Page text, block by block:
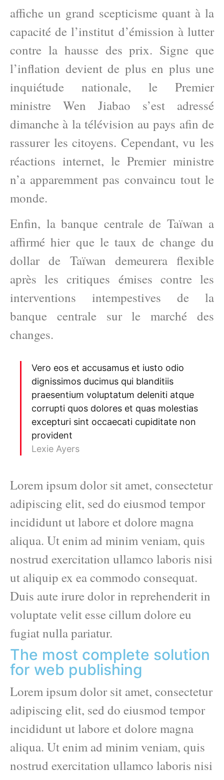
affiche un grand scepticisme quant à la
capacité de l’institut d’émission à lutter
contre la hausse des prix. Signe que
l’inflation devient de plus en plus une
inquiétude nationale, le Premier
ministre Wen Jiabao s’est adressé
dimanche à la télévision au pays afin de
rassurer les citoyens. Cependant, vu les
réactions internet, le Premier ministre
n’a apparemment pas convaincu tout le
monde.
Enfin, la banque centrale de Taïwan a
affirmé hier que le taux de change du
dollar de Taïwan demeurera flexible
après les critiques émises contre les
interventions intempestives de la
banque centrale sur le marché des
changes.
Vero eos et accusamus et iusto odio
dignissimos ducimus qui blanditiis
praesentium voluptatum deleniti atque
corrupti quos dolores et quas molestias
excepturi sint occaecati cupiditate non
provident
Lexie Ayers
Lorem ipsum dolor sit amet, consectetur
adipiscing elit, sed do eiusmod tempor
incididunt ut labore et dolore magna
aliqua. Ut enim ad minim veniam, quis
nostrud exercitation ullamco laboris nisi
ut aliquip ex ea commodo consequat.
Duis aute irure dolor in reprehenderit in
voluptate velit esse cillum dolore eu
fugiat nulla pariatur.
The most complete solution
for web publishing
Lorem ipsum dolor sit amet, consectetur
adipiscing elit, sed do eiusmod tempor
incididunt ut labore et dolore magna
aliqua. Ut enim ad minim veniam, quis
nostrud exercitation ullamco laboris nisi